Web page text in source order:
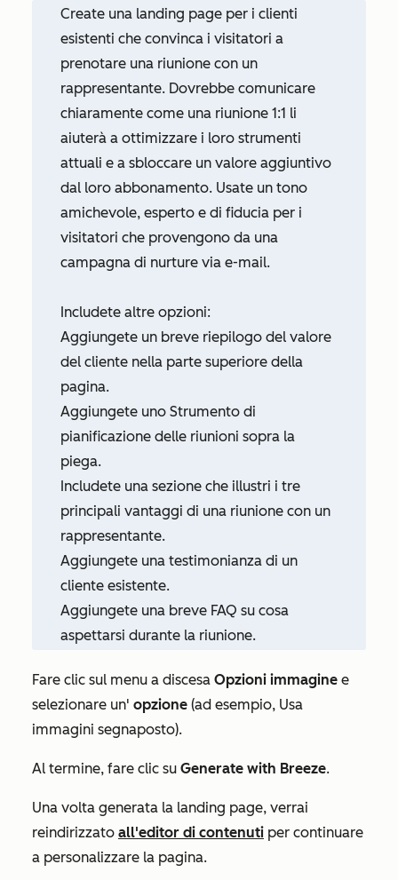
Create una landing page per i clienti
esistenti che convinca i visitatori a
prenotare una riunione con un
rappresentante. Dovrebbe comunicare
chiaramente come una riunione 1:1 li
aiuterà a ottimizzare i loro strumenti
attuali e a sbloccare un valore aggiuntivo
dal loro abbonamento. Usate un tono
amichevole, esperto e di fiducia per i
visitatori che provengono da una
campagna di nurture via e-mail.
Includete altre opzioni:
Aggiungete un breve riepilogo del valore
del cliente nella parte superiore della
pagina.
Aggiungete uno Strumento di
pianificazione delle riunioni sopra la
piega.
Includete una sezione che illustri i tre
principali vantaggi di una riunione con un
rappresentante.
Aggiungete una testimonianza di un
cliente esistente.
Aggiungete una breve FAQ su cosa
aspettarsi durante la riunione.
Fare clic sul menu a discesa Opzioni immagine e
selezionare un' opzione (ad esempio, Usa
immagini segnaposto).
Al termine, fare clic su Generate with Breeze.
Una volta generata la landing page, verrai
reindirizzato all'editor di contenuti per continuare
a personalizzare la pagina.